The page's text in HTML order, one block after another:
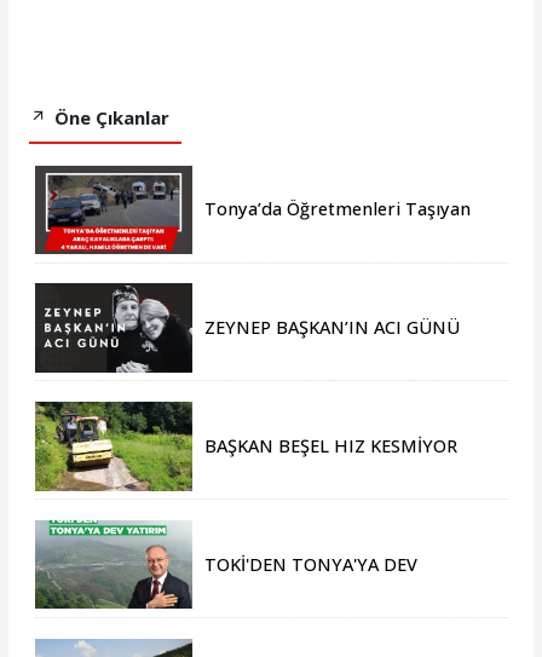
Öne Çıkanlar
Tonya’da Öğretmenleri Taşıyan
ZEYNEP BAŞKAN’IN ACI GÜNÜ
BAŞKAN BEŞEL HIZ KESMİYOR
TOKİ'DEN TONYA'YA DEV